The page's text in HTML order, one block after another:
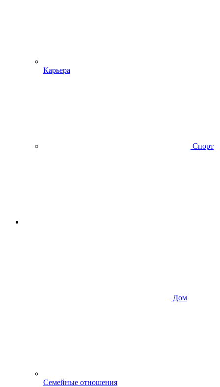
Карьера
Спорт
Дом
Семейные отношения